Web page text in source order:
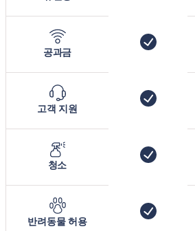
공과금
고객 지원
청소
반려동물 허용